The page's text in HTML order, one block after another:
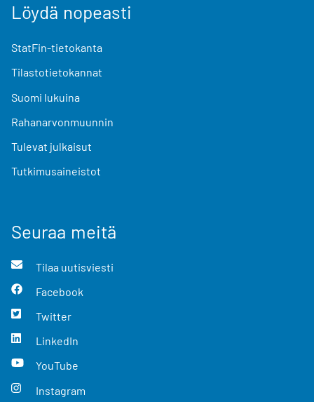
Löydä nopeasti
StatFin-tietokanta
Tilastotietokannat
Suomi lukuina
Rahanarvonmuunnin
Tulevat julkaisut
Tutkimusaineistot
Seuraa meitä
Tilaa uutisviesti
Facebook
Twitter
LinkedIn
YouTube
Instagram